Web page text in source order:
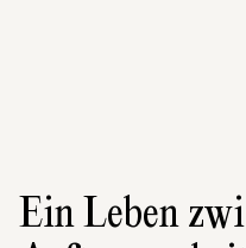
Ein Leben